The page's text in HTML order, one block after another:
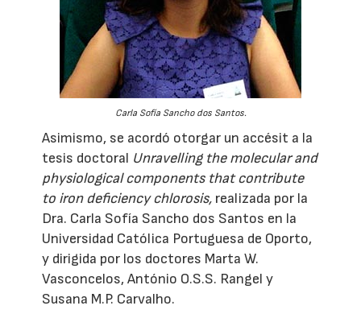
Carla Sofía Sancho dos Santos.
Asimismo, se acordó otorgar un accésit a la
tesis doctoral Unravelling the molecular and
physiological components that contribute
to iron deficiency chlorosis, realizada por la
Dra. Carla Sofía Sancho dos Santos en la
Universidad Católica Portuguesa de Oporto,
y dirigida por los doctores Marta W.
Vasconcelos, António O.S.S. Rangel y
Susana M.P. Carvalho.